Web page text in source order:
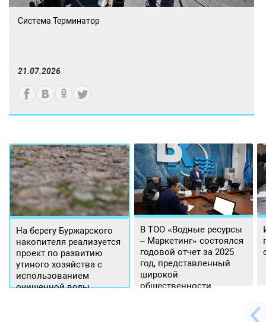
Система Терминатор
21.07.2026
На берегу Буржарского
накопителя реализуется
проект по развитию
утиного хозяйства с
использованием
очищенной воды
В ТОО «Водные ресурсы
– Маркетинг» состоялся
годовой отчет за 2025
год, представленный
широкой
общественности.